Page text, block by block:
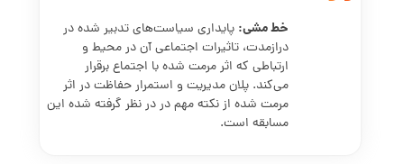
خط مشی: پایداری سیاست‌های تدبیر شده در
درازمدت، تاثیرات اجتماعی آن در محیط و
ارتباطی که اثر مرمت شده با اجتماع برقرار
می‌کند. پلان مدیریت و استمرار حفاظت در اثر
مرمت شده از نکته مهم در در نظر گرفته شده این
مسابقه است.